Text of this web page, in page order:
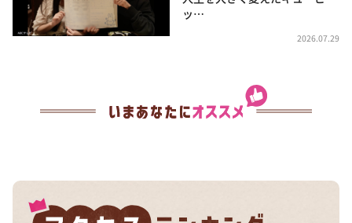
ッ…
2026.07.29